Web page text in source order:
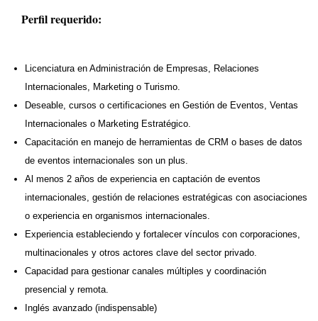
Perfil requerido:
Licenciatura en Administración de Empresas, Relaciones
Internacionales, Marketing o Turismo.​
Deseable, cursos o certificaciones en Gestión de Eventos, Ventas
Internacionales o Marketing Estratégico.​
Capacitación en manejo de herramientas de CRM o bases de datos
de eventos internacionales son un plus.​
Al menos 2 años de experiencia en captación de eventos
internacionales, gestión de relaciones estratégicas con asociaciones
o experiencia en organismos internacionales.​
Experiencia estableciendo y fortalecer vínculos con corporaciones,
multinacionales y otros actores clave del sector privado. ​
Capacidad para gestionar canales múltiples y coordinación
presencial y remota.​
Inglés avanzado (indispensable)​